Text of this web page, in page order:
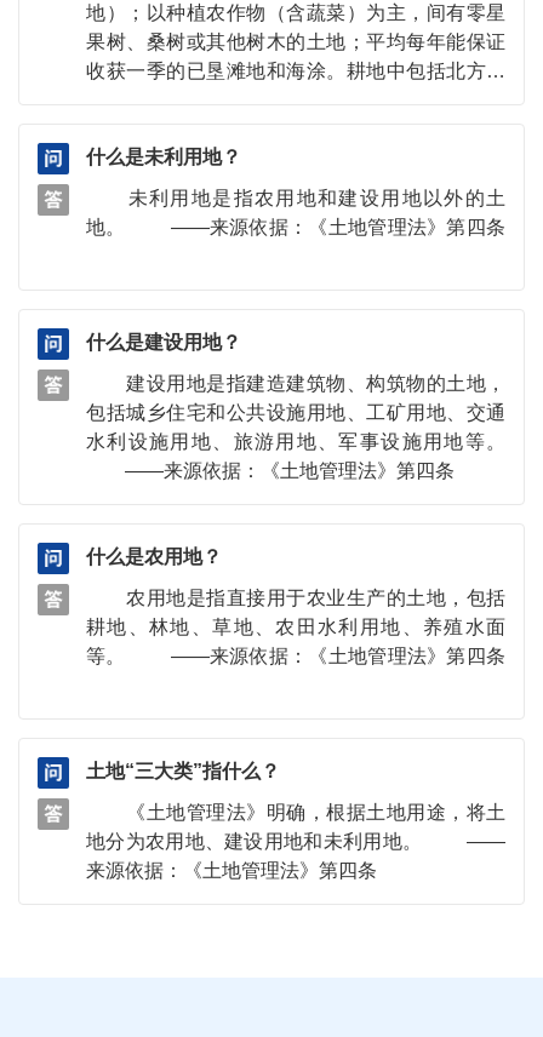
地）；以种植农作物（含蔬菜）为主，间有零星
果树、桑树或其他树木的土地；平均每年能保证
收获一季的已垦滩地和海涂。耕地中包括北方宽
种植果树、茶树和林木且耕作层未破坏的耕地，
以及其他临时改变用途的耕地。耕地包括水田、
水浇地和旱地三种类型。 ——来源依据：中
什么是未利用地？
未利用地是指农用地和建设用地以外的土
地。 ——来源依据：《土地管理法》第四条
什么是建设用地？
建设用地是指建造建筑物、构筑物的土地，
包括城乡住宅和公共设施用地、工矿用地、交通
水利设施用地、旅游用地、军事设施用地等。
——来源依据：《土地管理法》第四条
什么是农用地？
农用地是指直接用于农业生产的土地，包括
耕地、林地、草地、农田水利用地、养殖水面
等。 ——来源依据：《土地管理法》第四条
土地“三大类”指什么？
《土地管理法》明确，根据土地用途，将土
地分为农用地、建设用地和未利用地。 ——
来源依据：《土地管理法》第四条